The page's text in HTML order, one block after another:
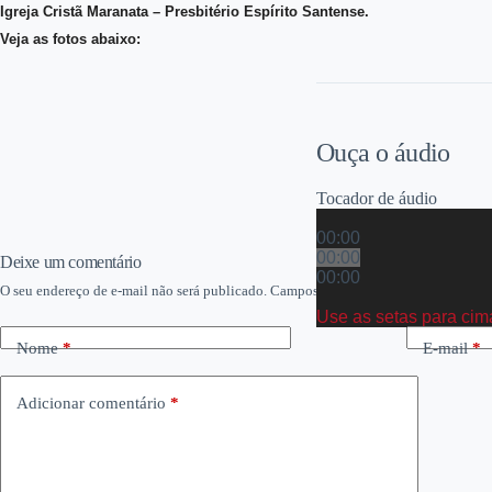
Igreja Cristã Maranata – Presbitério Espírito Santense.
Veja as fotos abaixo:
Ouça o áudio
Tocador de áudio
00:00
00:00
00:00
Use as setas para
Deixe um comentário
O seu endereço de e-mail não será publicado. Campos obrigatórios são marcados
Nome* E-mail*
Adicionar comentário *